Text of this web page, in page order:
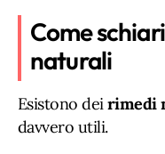
Come
naturali
Esistono deirimedi
davvero utili.